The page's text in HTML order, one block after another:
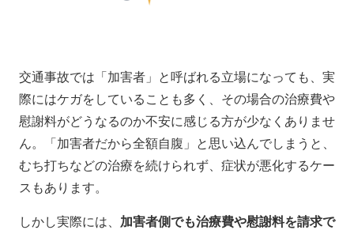
交通事故では「加害者」と呼ばれる立場になっても、実
際にはケガをしていることも多く、その場合の治療費や
慰謝料がどうなるのか不安に感じる方が少なくありませ
ん。「加害者だから全額自腹」と思い込んでしまうと、
むち打ちなどの治療を続けられず、症状が悪化するケー
スもあります。
しかし実際には、 加害者側でも治療費や慰謝料を請求で